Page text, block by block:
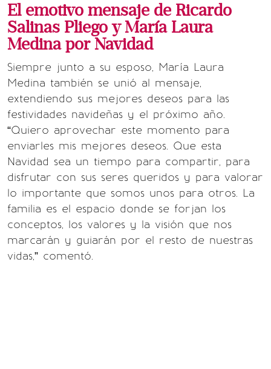
El emotivo mensaje de Ricardo
Salinas Pliego y María Laura
Medina por Navidad
Siempre junto a su esposo, María Laura
Medina también se unió al mensaje,
extendiendo sus mejores deseos para las
festividades navideñas y el próximo año.
“Quiero aprovechar este momento para
enviarles mis mejores deseos. Que esta
Navidad sea un tiempo para compartir, para
disfrutar con sus seres queridos y para valorar
lo importante que somos unos para otros. La
familia es el espacio donde se forjan los
conceptos, los valores y la visión que nos
marcarán y guiarán por el resto de nuestras
vidas,” comentó.